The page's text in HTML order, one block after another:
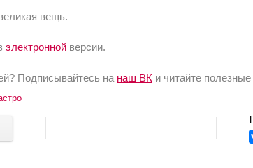
вещь.
электронной версии.
Подписывайтесь на наш ВК и читайте